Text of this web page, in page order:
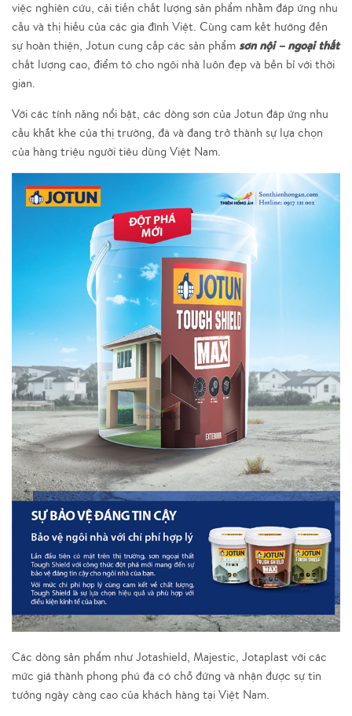
việc nghiên cứu, cải tiến chất lượng sản phẩm nhằm đáp ứng nhu
cầu và thị hiếu của các gia đình Việt. Cùng cam kết hướng đến
sự hoàn thiện, Jotun cung cấp các sản phẩm sơn nội – ngoại thất
chất lượng cao, điểm tô cho ngôi nhà luôn đẹp và bền bỉ với thời
gian.
Với các tính năng nổi bật, các dòng sơn của Jotun đáp ứng nhu
cầu khắt khe của thị trường, đã và đang trở thành sự lựa chọn
của hàng triệu người tiêu dùng Việt Nam.
Các dòng sản phẩm như Jotashield, Majestic, Jotaplast với các
mức giá thành phong phú đã có chỗ đứng và nhận được sự tin
tưởng ngày càng cao của khách hàng tại Việt Nam.